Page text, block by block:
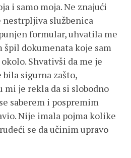
i samo moja. Ne znajući
nestrpljiva službenica
formular, uhvatila me
špil dokumenata koje sam
Shvativši da me je
sigurna zašto,
mi je rekla da si slobodno
saberem i pospremim
Nije imala pojma kolike
se da učinim upravo